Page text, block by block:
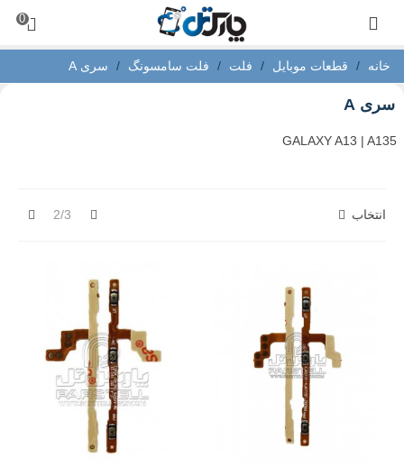
0
خانه / قطعات موبایل / فلت / فلت سامسونگ / سری A
سری A
GALAXY A13 | A135
انتخاب قبلی2/3